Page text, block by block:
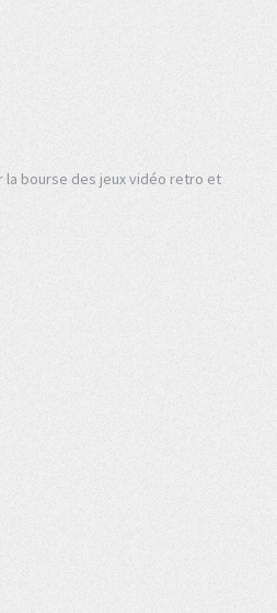
la bourse des jeux vidéo retro et